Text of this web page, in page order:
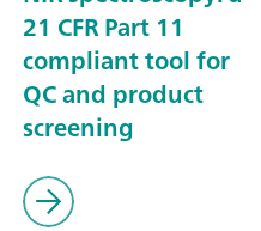
21 CFR Part 11
compliant tool for
QC and product
screening